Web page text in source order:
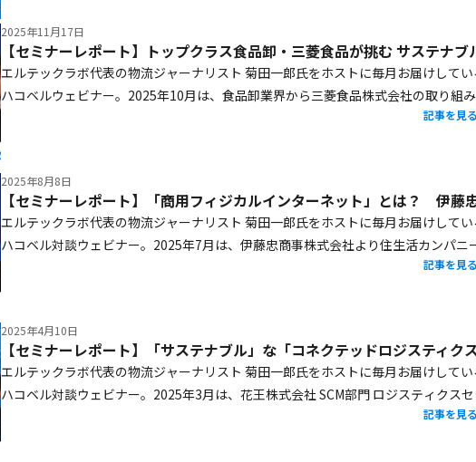
2025年11月17日
エルテックラボ代表の物流ジャーナリスト 菊田一郎氏をホストに毎月お届けしてい
ハコベルウェビナー。2025年10月は、食品卸業界から三菱食品株式会社の取り組
ご紹介いたしました。同社執行役員でロジスティクス本部長の白石豊氏に、持続可
記事を見る
2025年8月8日
エルテックラボ代表の物流ジャーナリスト 菊田一郎氏をホストに毎月お届けしてい
ハコベル対談ウェビナー。2025年7月は、伊藤忠商事株式会社より住生活カンパニ
流物資部 長谷川真一様をお迎えし、同社が取り組んでいる「商用フィジカルイン
記事を見る
2025年4月10日
エルテックラボ代表の物流ジャーナリスト 菊田一郎氏をホストに毎月お届けしてい
ハコベル対談ウェビナー。2025年3月は、花王株式会社 SCM部門 ロジスティクス
ター 統括部長 山下 太氏をお迎えし、「サステナブルなコネクテッドロジスティク
記事を見る